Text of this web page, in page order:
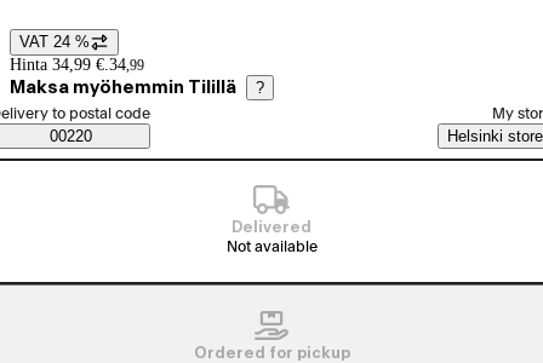
Price details
VAT 24 %
Hinta 34,99 €. 34,99
Maksa myöhemmin Tilillä ?
Saatavuustiedot
order method
to postal code
00220
My
Helsinki store
Delivered
Not available
Ordered for pickup